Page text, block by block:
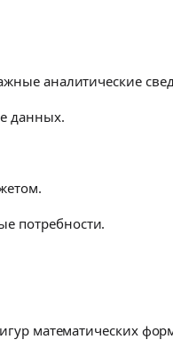
аналитические
данных.
потребности.
математических